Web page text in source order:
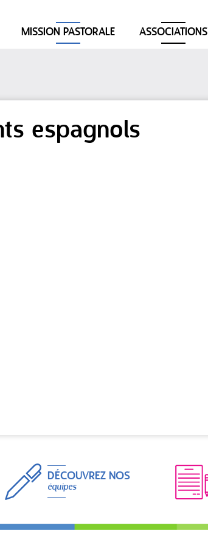
MISSION PASTORALE ASSOCIATIONS
espagnols
DÉCOUVREZ NOS
équipes